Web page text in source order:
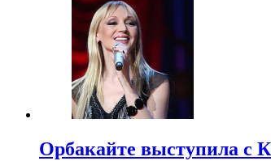
Орбакайте выступила с